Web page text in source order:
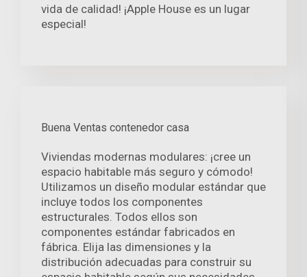
vida de calidad! ¡Apple House es un lugar
especial!
Buena Ventas contenedor casa
Viviendas modernas modulares: ¡cree un
espacio habitable más seguro y cómodo!
Utilizamos un diseño modular estándar que
incluye todos los componentes
estructurales. Todos ellos son
componentes estándar fabricados en
fábrica. Elija las dimensiones y la
distribución adecuadas para construir su